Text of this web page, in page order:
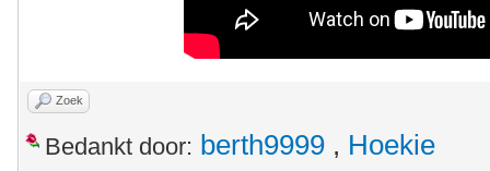
Zoek
Bedankt door: berth9999 , Hoekie